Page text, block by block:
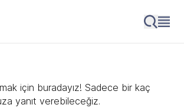
için buradayız! Sadece bir kaç
yanıt verebileceğiz.